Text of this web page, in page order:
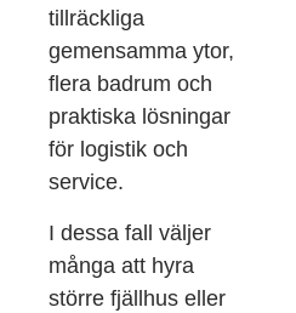
tillräckliga
gemensamma ytor,
flera badrum och
praktiska lösningar
för logistik och
service.
I dessa fall väljer
många att hyra
större fjällhus eller